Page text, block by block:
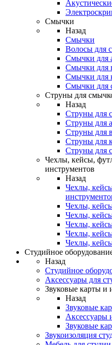
Смычки
Назад
Смычки
Волосы для
Смычки для
Смычки для
Смычки для
Смычки для
Струны для
Назад
Струны для
Струны для
Струны для
Струны для
Струны для
Чехлы, кейсы,
инструментов
Назад
Чехлы,
Чехлы,
Чехлы,
Чехлы,
Чехлы,
Чехлы,
Студийное
Назад
Студийное
Аксессуары для
Звуковые карты и
Назад
Звуковые
Аксессуары
Звуковые
Звукоизоляция